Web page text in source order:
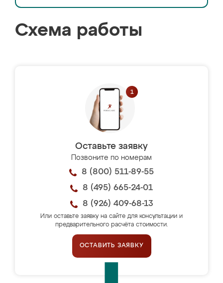
Схема работы
Оставьте заявку
Позвоните по номерам
8 (800) 511-89-55
8 (495) 665-24-01
8 (926) 409-68-13
Или оставьте заявку на сайте для консультации и
предварительного расчёта стоимости.
ОСТАВИТЬ ЗАЯВКУ